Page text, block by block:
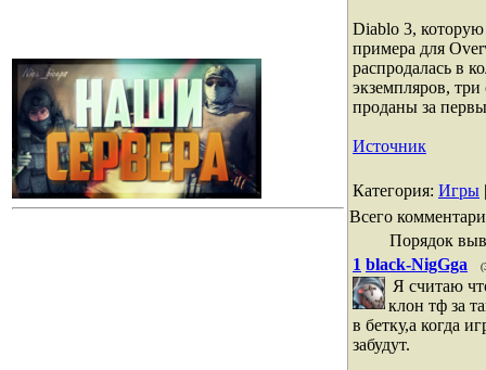
Diablo 3, которую
примера для
распродалась в
экземпляров,
проданы за
Источник
Категория: Игры
Всего
Порядок
1 black-NigGga
Я считаю
клон тф за
в бетку,а когда
забудут.